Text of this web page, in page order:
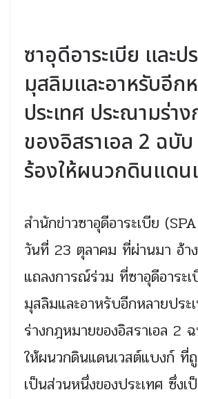
ซาอุดีอาระเบีย และป
มุสลิมและอาหรับอีก
ประเทศ ประณามร่า
ของอิสราเอล 2 ฉบับ
ร้องให้ผนวกดินแดน
สำนักข่าวซาอุดีอาระเบีย
วันที่ 23 ตุลาคม ที่ผ่านมา อ้า
แถลงการณ์ร่วม ที่ซาอุดีอาระ
มุสลิมและอาหรับอีกหลายปร
ร่างกฎหมายของอิสราเอล 2
ให้ผนวกดินแดนเวสต์แบงก์ ที่
เป็นส่วนหนึ่งของประเทศ ซึ่งเ